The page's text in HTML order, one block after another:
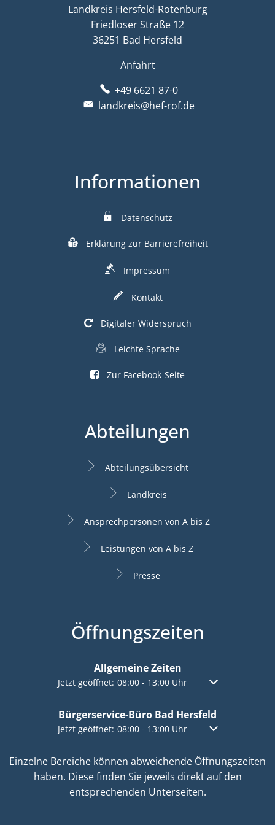
Landkreis Hersfeld-Rotenburg
Friedloser Straße 12
36251 Bad Hersfeld
Anfahrt
+49 6621 87-0
landkreis@hef-rof.de
Informationen
Datenschutz
Erklärung zur Barrierefreiheit
Impressum
Kontakt
Digitaler Widerspruch
Leichte Sprache
Zur Facebook-Seite
Abteilungen
Abteilungsübersicht
Landkreis
Ansprechpersonen von A bis Z
Leistungen von A bis Z
Presse
Öffnungszeiten
Allgemeine Zeiten
Klicken, um weitere Öffnungs- oder Schließzeiten
Jetzt geöffnet: 08:00- 13:00Uhr Von 08:00 bis
Bürgerservice-Büro Bad Hersfeld
Klicken, um weitere Öffnungs- oder Schließzeiten
Jetzt geöffnet: 08:00- 13:00Uhr Von 08:00 bis
Einzelne Bereiche können abweichende Öffnungszeiten
haben. Diese finden Sie jeweils direkt auf den
entsprechenden Unterseiten.